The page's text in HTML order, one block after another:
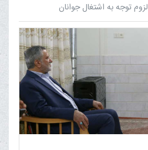
لزوم توجه به اشتغال جوانان